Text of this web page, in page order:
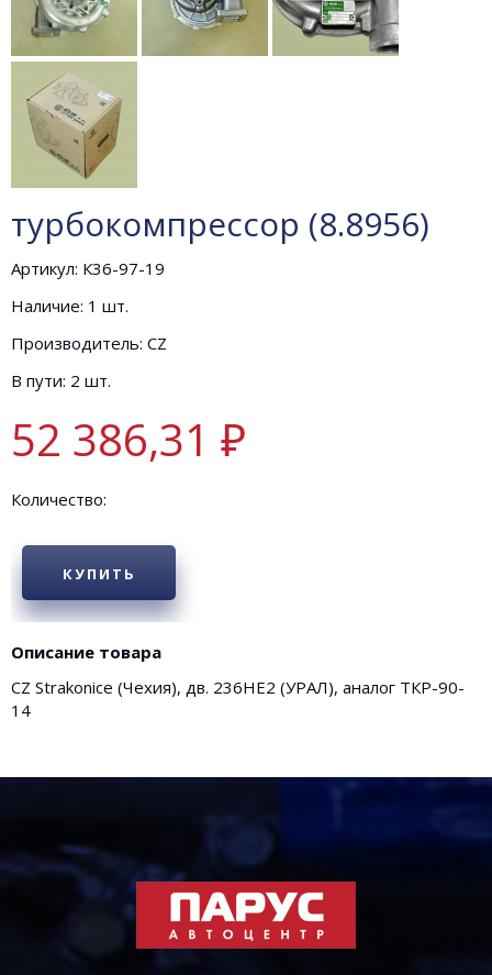
турбокомпрессор (8.8956)
Артикул: К36-97-19
Наличие: 1 шт.
Производитель: CZ
В пути: 2 шт.
52 386,31 ₽
Количество:
КУПИТЬ
Описание товара
CZ Strakonice (Чехия), дв. 236НЕ2 (УРАЛ), аналог ТКР-90-
14